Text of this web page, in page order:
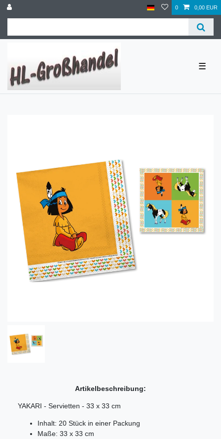
0 0,00 EUR
☰
Artikelbeschreibung:
YAKARI - Servietten - 33 x 33 cm
Inhalt: 20 Stück in einer Packung
Maße: 33 x 33 cm